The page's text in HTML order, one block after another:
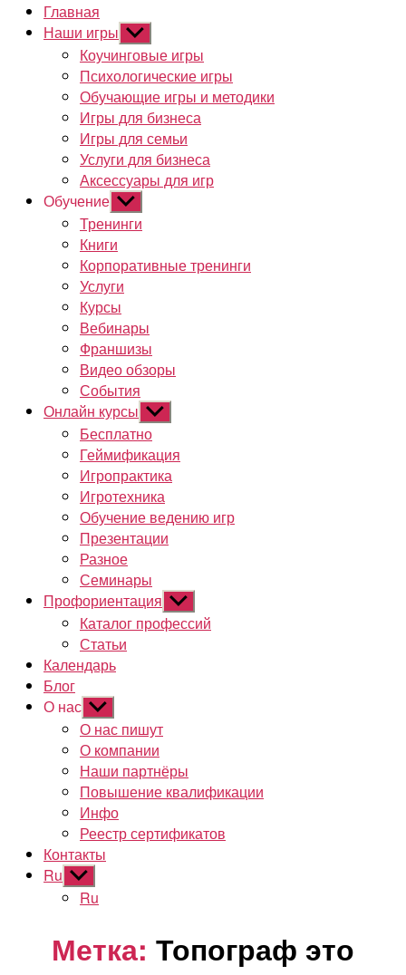
Главная
Наши игры Показывать
подменю
Коучинговые игры
Психологические игры
Обучающие игры и методики
Игры для бизнеса
Игры для семьи
Услуги для бизнеса
Аксессуары для игр
Обучение Показывать
подменю
Тренинги
Книги
Корпоративные тренинги
Услуги
Курсы
Вебинары
Франшизы
Видео обзоры
События
Онлайн курсы Показывать
подменю
Бесплатно
Геймификация
Игропрактика
Игротехника
Обучение ведению игр
Презентации
Разное
Семинары
Профориентация Показывать
подменю
Каталог профессий
Статьи
Календарь
Блог
О нас Показывать
подменю
О нас пишут
О компании
Наши партнёры
Повышение квалификации
Инфо
Реестр сертификатов
Контакты
Ru Показывать
подменю
Ru
Метка: Топограф это